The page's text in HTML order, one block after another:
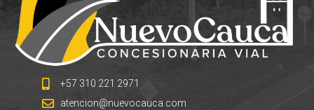
+57 310 221 2971
atencion@nuevocauca.com